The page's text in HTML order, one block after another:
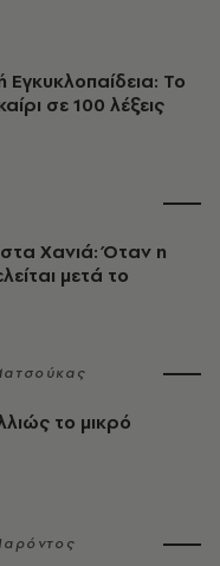
Το
σε 100 λέξεις
Χανιά: Όταν η
μετά το
το μικρό